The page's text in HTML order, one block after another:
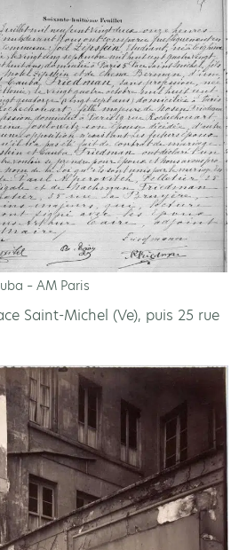
– AM Paris
Saint-Michel (Ve), puis 25 rue